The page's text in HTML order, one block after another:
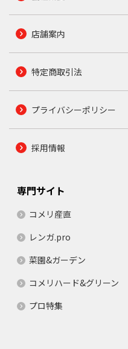
店舗案内
特定商取引法
プライバシーポリシー
採用情報
専門サイト
コメリ産直
レンガ.pro
菜園&ガーデン
コメリハード&グリーン
プロ特集